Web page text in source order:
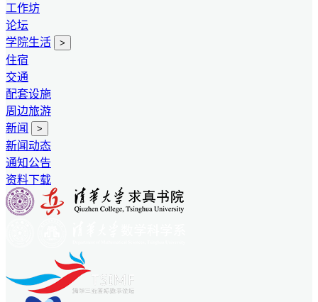
工作坊
论坛
学院生活
>
住宿
交通
配套设施
周边旅游
新闻
>
新闻动态
通知公告
资料下载